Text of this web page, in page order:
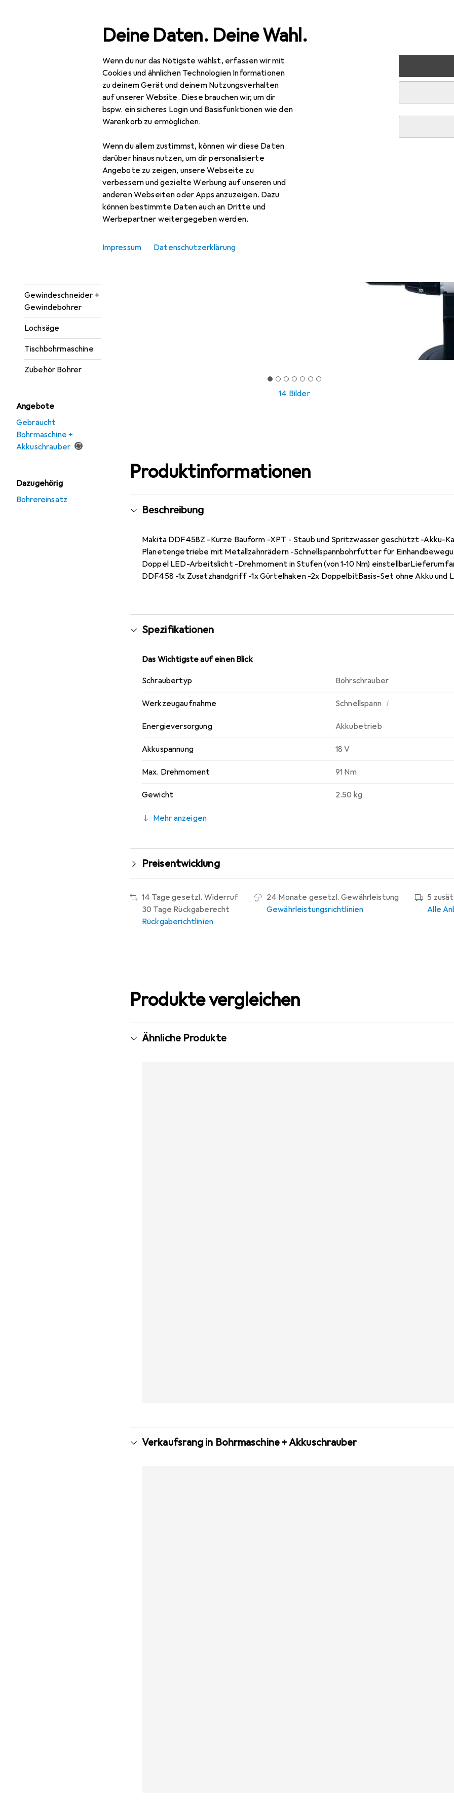
Deine Daten. Deine Wahl.
Wenn du nur das Nötigste wählst, erfassen wir mit
Cookies und ähnlichen Technologien Informationen
zu deinem Gerät und deinem Nutzungsverhalten
auf unserer Website. Diese brauchen wir, um dir
bspw. ein sicheres Login und Basisfunktionen wie den
Warenkorb zu ermöglichen.
Wenn du allem zustimmst, können wir diese Daten
darüber hinaus nutzen, um dir personalisierte
Angebote zu zeigen, unsere Webseite zu
verbessern und gezielte Werbung auf unseren und
anderen Webseiten oder Apps anzuzeigen. Dazu
können bestimmte Daten auch an Dritte und
Werbepartner weitergegeben werden.
Impressum Datenschutzerklärung
Navigation nach Kategorien
Gewindeschneider +
Gewindebohrer
Lochsäge
Tischbohrmaschine
Zubehör Bohrer
Angebote
Gebraucht
Bohrmaschine +
Akkuschrauber
Dazugehörig
Bohrereinsatz
Gesamtsortiment Baumarkt + Garten Werkzeug + Werkstatt Schrauben +
14 Bilder
Produktinformationen
Beschreibung
Makita DDF458Z -Kurze Bauform -XPT - Staub und Spritzwasser geschützt -Akku-
Planetengetriebe mit Metallzahnrädern -Schnellspannbohrfutter für
Doppel LED-Arbeitslicht -Drehmoment in Stufen (von 1-10 Nm)
DDF458 -1x Zusatzhandgriff -1x Gürtelhaken -2x DoppelbitBasis-Set ohne Akku und
Spezifikationen
Das Wichtigste auf einen Blick
Schraubertyp Bohrschrauber
Werkzeugaufnahme Schnellspann i
Energieversorgung Akkubetrieb
Akkuspannung 18 V
Max. Drehmoment 91 Nm
Gewicht 2.50 kg
Mehr anzeigen
Preisentwicklung
14 Tage gesetzl. Widerruf
30 Tage Rückgaberecht
Rückgaberichtlinien
24 Monate gesetzl. Gewährleistung
Gewährleistungsrichtlinien
5
Alle
Produkte vergleichen
Ähnliche Produkte
Verkaufsrang in Bohrmaschine + Akkuschrauber